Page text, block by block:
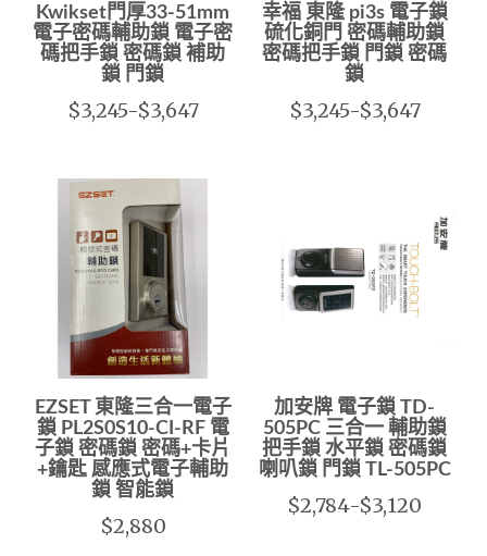
Kwikset門厚33-51mm
電子密碼輔助鎖 電子密
碼把手鎖 密碼鎖 補助
鎖 門鎖
$3,245-$3,647
幸福 東隆 pi3s 電子鎖
硫化銅門 密碼輔助鎖
密碼把手鎖 門鎖 密碼
鎖
$3,245-$3,647
EZSET 東隆三合一電子
鎖 PL2S0S10-CI-RF 電
子鎖 密碼鎖 密碼+卡片
+鑰匙 感應式電子輔助
鎖 智能鎖
$2,880
加安牌 電子鎖 TD-
505PC 三合一 輔助鎖
把手鎖 水平鎖 密碼鎖
喇叭鎖 門鎖 TL-505PC
$2,784-$3,120